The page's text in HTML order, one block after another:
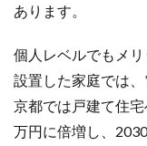
あります。
個人レベルでもメ
設置した家庭では
京都では戸建て住
万円に倍増し、